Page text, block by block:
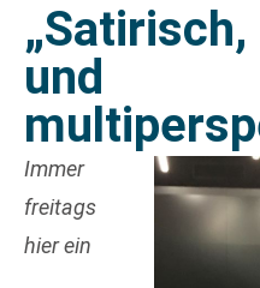
und
Immer
freitags
hier ein